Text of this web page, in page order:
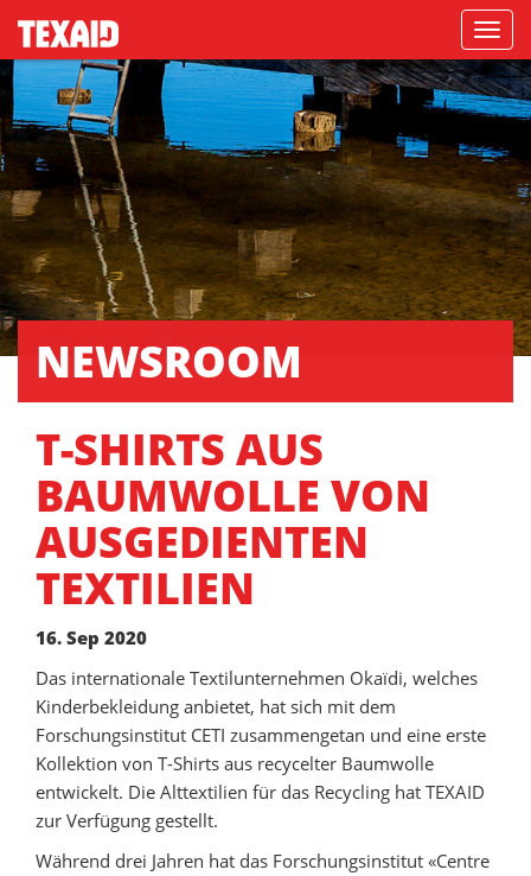
NEWSROOM
T-SHIRTS AUS
BAUMWOLLE VON
AUSGEDIENTEN
TEXTILIEN
16. Sep 2020
Das internationale Textilunternehmen Okaïdi, welches
Kinderbekleidung anbietet, hat sich mit dem
Forschungsinstitut CETI zusammengetan und eine erste
Kollektion von T-Shirts aus recycelter Baumwolle
entwickelt. Die Alttextilien für das Recycling hat TEXAID
zur Verfügung gestellt.
Während drei Jahren hat das Forschungsinstitut «Centre